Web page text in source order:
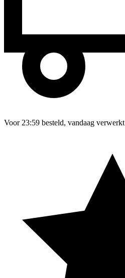
Voor 23:59 besteld, vandaag verwerkt